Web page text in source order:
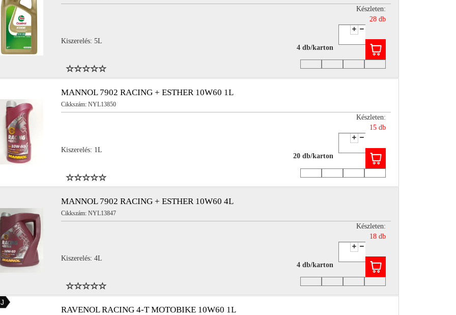
csomag (1 karton)
Kiszerelés: 5L
Készleten:
28 db
4 db/karton
MANNOL 7902 RACING + ESTHER 10W60 1L
Cikkszám: NYL13850
Kiszerelés: 1L
Készleten:
15 db
20 db/karton
MANNOL 7902 RACING + ESTHER 10W60 4L
Cikkszám: NYL13847
Kiszerelés: 4L
Készleten:
18 db
4 db/karton
RAVENOL RACING 4-T MOTOBIKE 10W60 1L